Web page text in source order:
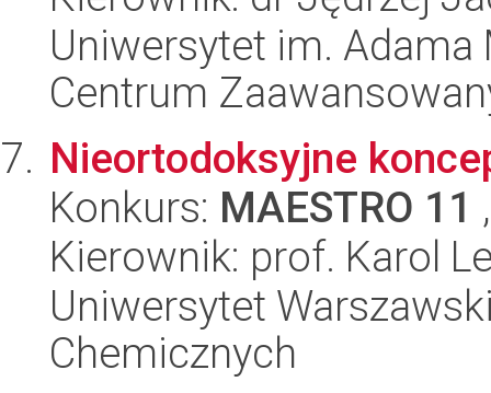
Uniwersytet im.
Centrum
Nieortodoksyjne
Konkurs: MAESTRO 11
Kierownik: prof. Karol
Uniwersytet
Chemicznych